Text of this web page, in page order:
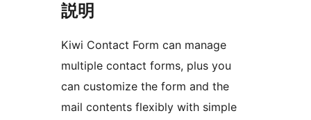
説明
Kiwi Contact Form can manage
multiple contact forms, plus you
can customize the form and the
mail contents flexibly with simple